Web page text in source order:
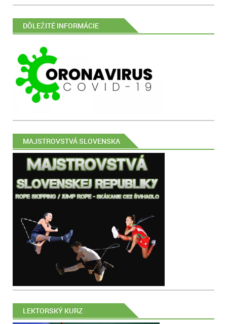
DÔLEŽITÉ INFORMÁCIE
MAJSTROVSTVÁ SLOVENSKA
LEKTORSKÝ KURZ